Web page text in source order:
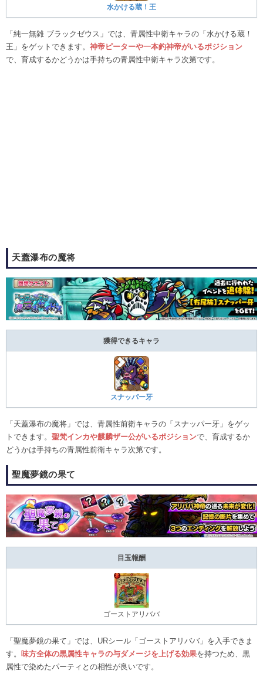
水かける蔵！王
「純一無雑 ブラックゼウス」では、青属性中衛キャラの「水かける蔵！
王」をゲットできます。 神帝ピーターや一本釣神帝がいるポジション
で、育成するかどうかは手持ちの青属性中衛キャラ次第です。
天蓋瀑布の魔将
獲得できるキャラ
スナッパー牙
「天蓋瀑布の魔将」では、青属性前衛キャラの「スナッパー牙」をゲッ
トできます。 聖梵インカや麒麟ザー公がいるポジションで、育成するか
どうかは手持ちの青属性前衛キャラ次第です。
聖魔夢鏡の果て
目玉報酬
ゴーストアリババ
「聖魔夢鏡の果て」では、URシール「ゴーストアリババ」を入手できま
す。 味方全体の黒属性キャラの与ダメージを上げる効果を持つため、黒
属性で染めたパーティとの相性が良いです。